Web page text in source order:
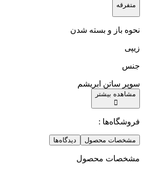
متفرقه
نحوه باز و بسته شدن
زیپی
جنس‌
سوپر ساتن ابریشم
مشاهده بیشتر
فروشگاه‌ها :
مشخصات محصول دیدگاه‌ها
مشخصات محصول